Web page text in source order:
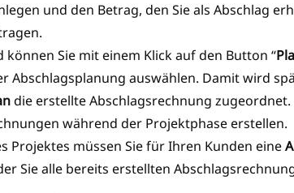
und den Betrag, den Sie als Abschlag
können Sie mit einem Klick auf den Button “
Abschlagsplanung auswählen. Damit wird
die erstellte Abschlagsrechnung zugeordnet.
während der Projektphase erstellen.
Projektes müssen Sie für Ihren Kunden eine
Sie alle bereits erstellten